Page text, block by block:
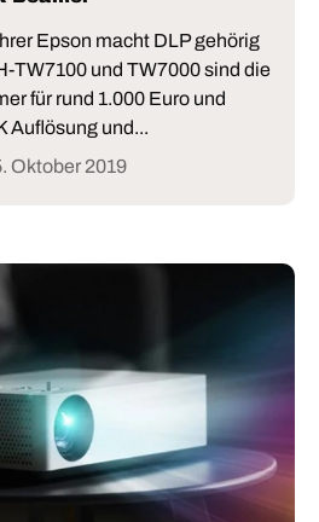
Epson macht DLP gehörig
TW7100 und TW7000 sind die
für rund 1.000 Euro und
Auflösung und...
Oktober 2019